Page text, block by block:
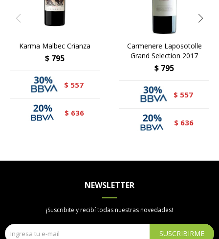
Karma Malbec Crianza
$ 795
$ 557
$ 636
Carmenere Laposotolle
Grand Selection 2017
$ 795
$ 557
$ 636
NEWSLETTER
¡Suscribite y recibí todas nuestras novedades!
SUSCRIBIRME